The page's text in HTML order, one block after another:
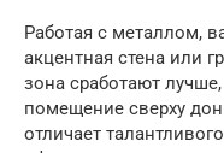
Работая с металлом,
акцентная стена или
зона сработают
помещение сверху
отличает